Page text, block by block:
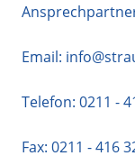
Email:
Telefon: 0211 -
Fax: 0211 - 416